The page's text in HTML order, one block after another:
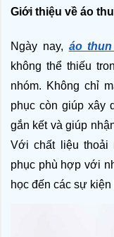
Giới thiệu về áo
Ngày nay, áo
không thể thiếu
nhóm. Không chỉ
phục còn giúp xây
gắn kết và giúp
Với chất liệu thoải
phục phù hợp với
học đến các sự